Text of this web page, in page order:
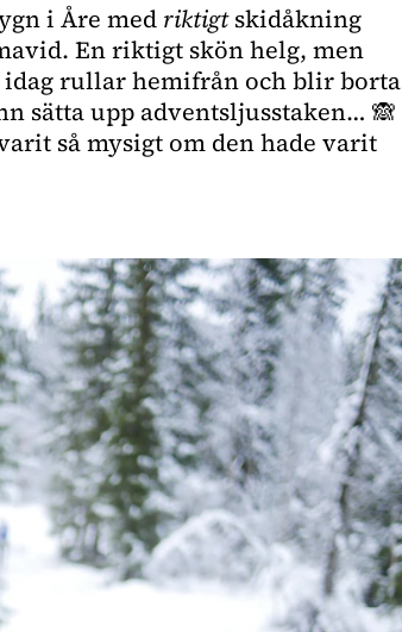
i Åre med riktigt skidåkning
En riktigt skön helg, men
rullar hemifrån och blir borta
sätta upp adventsljusstaken… 🙈
så mysigt om den hade varit